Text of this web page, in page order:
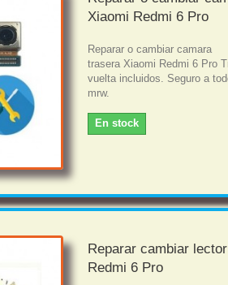
Xiaomi Redmi 6 Pro
Reparar o cambiar camara
trasera Xiaomi Redmi 6 Pro
vuelta incluidos. Seguro a
mrw.
En stock
Reparar cambiar
Redmi 6 Pro